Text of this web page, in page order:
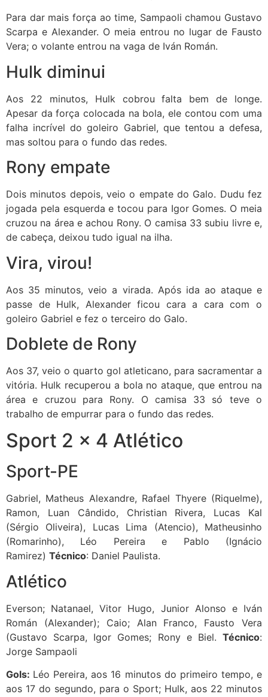
Para dar mais força ao time, Sampaoli chamou Gustavo
Scarpa e Alexander. O meia entrou no lugar de Fausto
Vera; o volante entrou na vaga de Iván Román.
Hulk diminui
Aos 22 minutos, Hulk cobrou falta bem de longe.
Apesar da força colocada na bola, ele contou com uma
falha incrível do goleiro Gabriel, que tentou a defesa,
mas soltou para o fundo das redes.
Rony empate
Dois minutos depois, veio o empate do Galo. Dudu fez
jogada pela esquerda e tocou para Igor Gomes. O meia
cruzou na área e achou Rony. O camisa 33 subiu livre e,
de cabeça, deixou tudo igual na ilha.
Vira, virou!
Aos 35 minutos, veio a virada. Após ida ao ataque e
passe de Hulk, Alexander ficou cara a cara com o
goleiro Gabriel e fez o terceiro do Galo.
Doblete de Rony
Aos 37, veio o quarto gol atleticano, para sacramentar a
vitória. Hulk recuperou a bola no ataque, que entrou na
área e cruzou para Rony. O camisa 33 só teve o
trabalho de empurrar para o fundo das redes.
Sport 2 x 4 Atlético
Sport-PE
Gabriel, Matheus Alexandre, Rafael Thyere (Riquelme),
Ramon, Luan Cândido, Christian Rivera, Lucas Kal
(Sérgio Oliveira), Lucas Lima (Atencio), Matheusinho
(Romarinho), Léo Pereira e Pablo (Ignácio
Ramirez) Técnico: Daniel Paulista.
Atlético
Everson; Natanael, Vitor Hugo, Junior Alonso e Iván
Román (Alexander); Caio; Alan Franco, Fausto Vera
(Gustavo Scarpa, Igor Gomes; Rony e Biel. Técnico:
Jorge Sampaoli
Gols: Léo Pereira, aos 16 minutos do primeiro tempo, e
aos 17 do segundo, para o Sport; Hulk, aos 22 minutos